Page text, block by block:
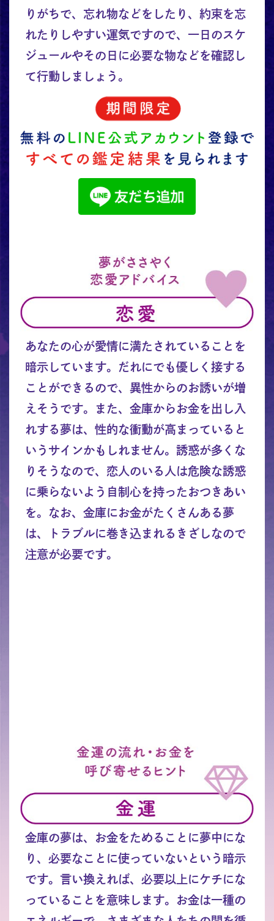
りがちで、忘れ物などをしたり、約束を忘
れたりしやすい運気ですので、一日のスケ
ジュールやその日に必要な物などを確認し
て行動しましょう。
あなたの心が愛情に満たされていることを
暗示しています。だれにでも優しく接する
ことができるので、異性からのお誘いが増
えそうです。また、金庫からお金を出し入
れする夢は、性的な衝動が高まっていると
いうサインかもしれません。誘惑が多くな
りそうなので、恋人のいる人は危険な誘惑
に乗らないよう自制心を持ったおつきあい
を。なお、金庫にお金がたくさんある夢
は、トラブルに巻き込まれるきざしなので
注意が必要です。
金庫の夢は、お金をためることに夢中にな
り、必要なことに使っていないという暗示
です。言い換えれば、必要以上にケチにな
っていることを意味します。お金は一種の